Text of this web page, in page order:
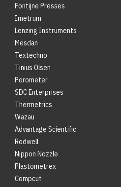
Fontijne Presses
Imetrum
Lenzing Instruments
Mesdan
Textechno
Tinius Olsen
Porometer
SDC Enterprises
Thermetrics
Wazau
Advantage Scientific
Rodwell
Nippon Nozzle
Plastometrex
Compcut